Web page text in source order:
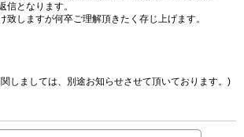
信となります。
致しますが何卒ご理解頂きたく存じ上げます。
しましては、別途お知らせさせて頂いております。)